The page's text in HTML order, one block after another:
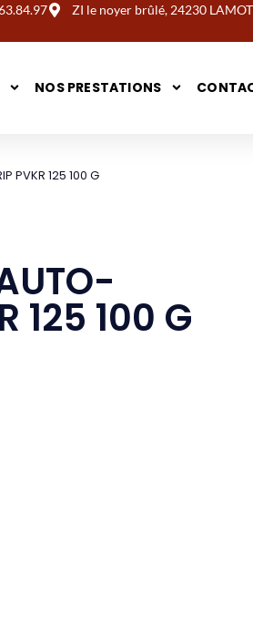
ZI le noyer brûlé, 24230
NOS PRESTATIONS
PVKR 125 100 G
125 100 G